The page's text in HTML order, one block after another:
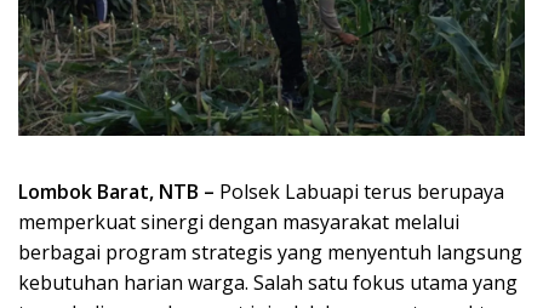
Lombok Barat, NTB – Polsek Labuapi terus berupaya
memperkuat sinergi dengan masyarakat melalui
berbagai program strategis yang menyentuh langsung
kebutuhan harian warga. Salah satu fokus utama yang